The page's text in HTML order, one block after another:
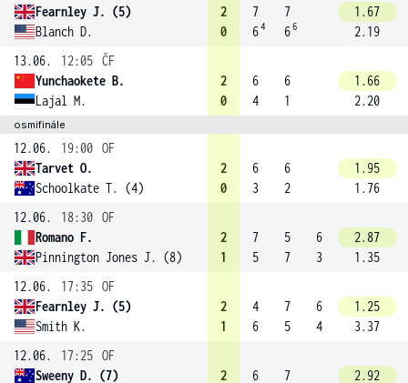
Fearnley J. (5)
Blanch D.
2
0
7
64
7
66
1.67
2.19
13.06.
12:05 ČF
Yunchaokete B.
Lajal M.
2
0
6
4
6
1
1.66
2.20
osmifinále
12.06. 19:00 OF
Tarvet O.
Schoolkate T. (4)
2
0
6
3
6
2
1.95
1.76
12.06.
18:30 OF
Romano F.
Pinnington Jones J. (8)
2
1
7
5
5
7
6
3
2.87
1.35
12.06.
17:35 OF
Fearnley J. (5)
Smith K.
2
1
4
6
7
5
6
4
1.25
3.37
12.06.
17:25 OF
Sweeny D. (7)
2
6
7
2.92